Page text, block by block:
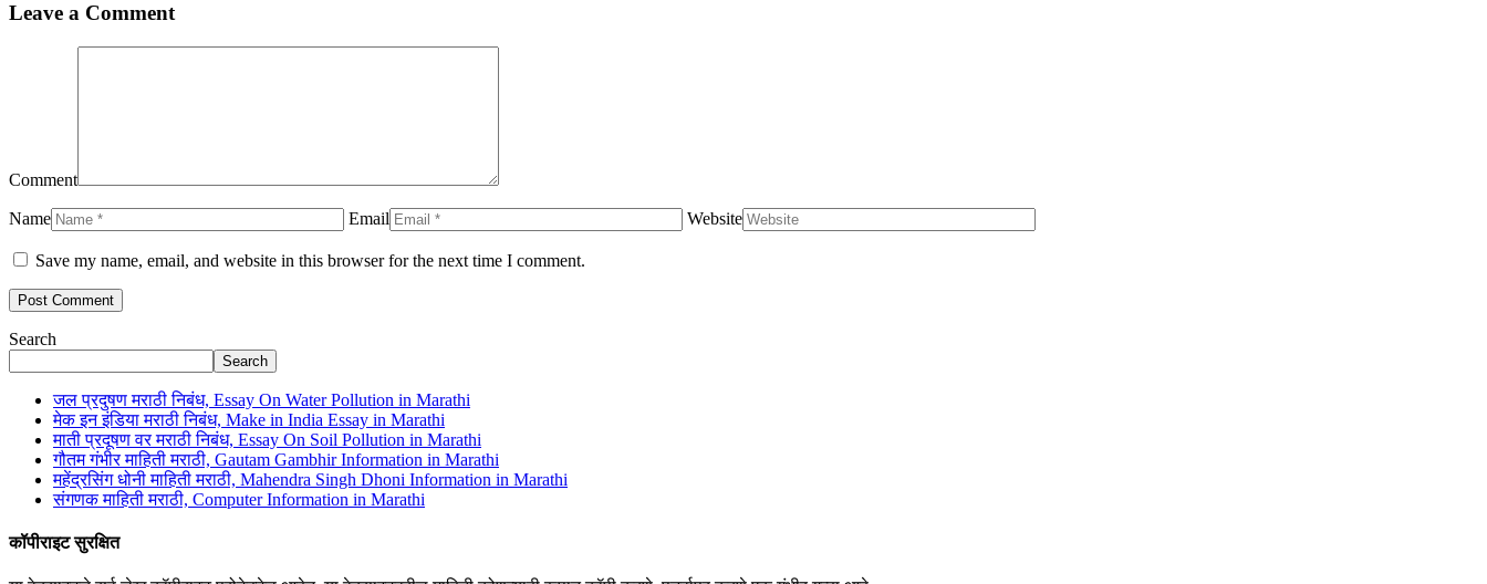
Leave a Comment
Comment
Name Email Website
Save my name, email, and website in this browser for the next time I comment.
Search
Search
जल प्रदुषण मराठी निबंध, Essay On Water Pollution in Marathi
मेक इन इंडिया मराठी निबंध, Make in India Essay in Marathi
माती प्रदूषण वर मराठी निबंध, Essay On Soil Pollution in Marathi
गौतम गंभीर माहिती मराठी, Gautam Gambhir Information in Marathi
महेंद्रसिंग धोनी माहिती मराठी, Mahendra Singh Dhoni Information in Marathi
संगणक माहिती मराठी, Computer Information in Marathi
कॉपीराइट सुरक्षित